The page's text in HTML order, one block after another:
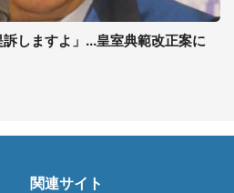
しますよ」...皇室典範改正案に
関連サイト